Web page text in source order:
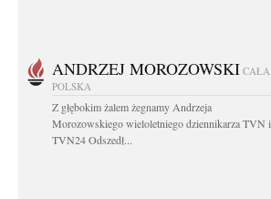
ANDRZEJ MOROZOWSKI CAŁA
POLSKA
Z głębokim żalem żegnamy Andrzeja
Morozowskiego wieloletniego dziennikarza TVN i
TVN24 Odszedł...